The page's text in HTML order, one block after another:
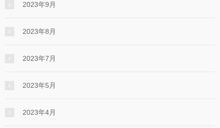
2023年9月
2023年8月
2023年7月
2023年5月
2023年4月